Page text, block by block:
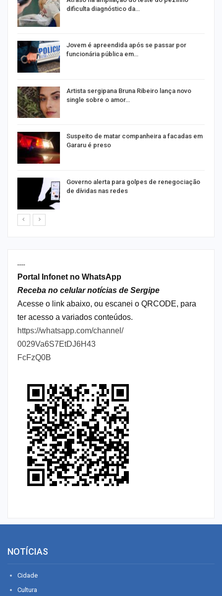
dificulta diagnóstico da…
Jovem é apreendida após se passar por
funcionária pública em…
Artista sergipana Bruna Ribeiro lança novo
single sobre o amor…
Suspeito de matar companheira a facadas em
Gararu é preso
Governo alerta para golpes de renegociação
de dívidas nas redes
----
Portal Infonet no WhatsApp
Receba no celular notícias de Sergipe
Acesse o link abaixo, ou escanei o QRCODE, para
ter acesso a variados conteúdos.
https://whatsapp.com/channel/
0029Va6S7EtDJ6H43
FcFzQ0B
NOTÍCIAS
Cidade
Cultura